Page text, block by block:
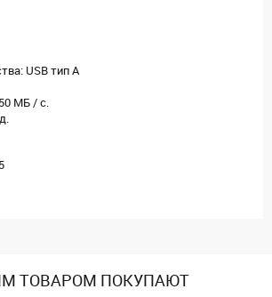
USB тип A
МБ / с.
ТОВАРОМ ПОКУПАЮТ